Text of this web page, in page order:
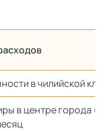
в чилийской
в центре города